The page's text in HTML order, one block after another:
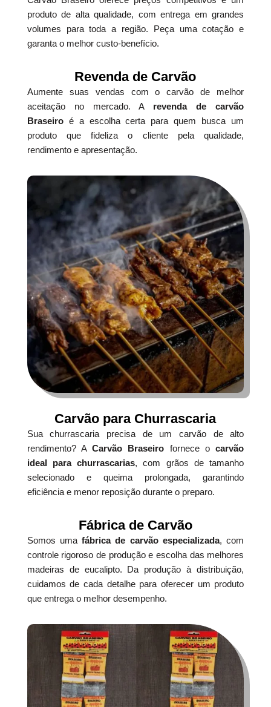
produto de alta qualidade, com entrega em grandes
volumes para toda a região. Peça uma cotação e
garanta o melhor custo-benefício.
Revenda de Carvão
Aumente suas vendas com o carvão de melhor
aceitação no mercado. A revenda de carvão
Braseiroé a escolha certa para quem busca um
produto que fideliza o cliente pela qualidade,
rendimento e apresentação.
Carvão para Churrascaria
Sua churrascaria precisa de um carvão de alto
rendimento? ACarvão Braseiro fornece ocarvão
ideal para churrascarias, com grãos de tamanho
selecionado e queima prolongada, garantindo
eficiência e menor reposição durante o preparo.
Fábrica de Carvão
Somos umafábrica de carvão especializada, com
controle rigoroso de produção e escolha das melhores
madeiras de eucalipto. Da produção à distribuição,
cuidamos de cada detalhe para oferecer um produto
que entrega o melhor desempenho.